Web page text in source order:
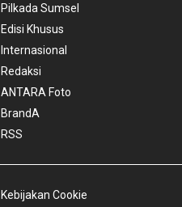
Pilkada Sumsel
Edisi Khusus
Internasional
Redaksi
ANTARA Foto
BrandA
RSS
Kebijakan Cookie